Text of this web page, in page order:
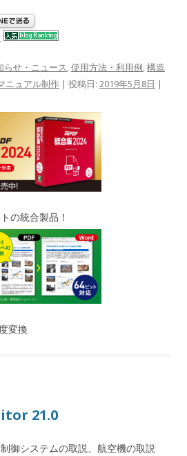
らせ・ニュース,使用方法・利用例,構造
ニュアル制作 | 投稿日: 2019年5月8日 |
の統合製品！
変換
21.0
御システムの取説、航空機の取説